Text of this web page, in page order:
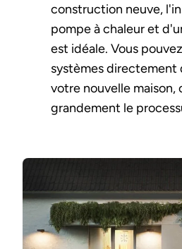
construction neuve,
pompe à chaleur et
est idéale. Vous
systèmes directement
votre nouvelle maison,
grandement le